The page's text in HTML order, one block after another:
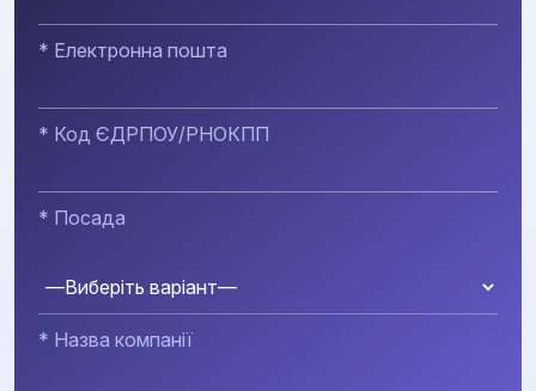
* Електронна пошта
* Код ЄДРПОУ/РНОКПП
* Посада
* Назва компанії